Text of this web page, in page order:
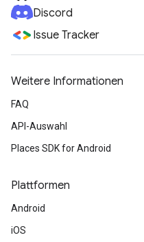
Discord
Issue Tracker
Weitere Informationen
FAQ
API-Auswahl
Places SDK for Android
Plattformen
Android
iOS